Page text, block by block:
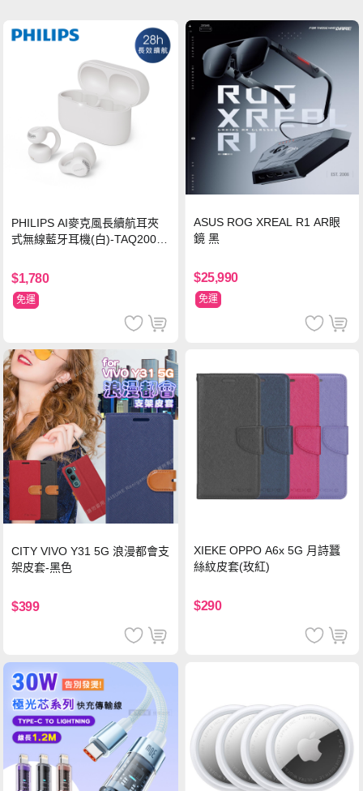
PHILIPS AI麥克風長續航耳夾
式無線藍牙耳機(白)-TAQ2000
$1,780
免運
ASUS ROG XREAL R1 AR眼
鏡 黑
$25,990
免運
CITY VIVO Y31 5G 浪漫都會支
架皮套-黑色
$399
XIEKE OPPO A6x 5G 月詩蠶
絲紋皮套(玫紅)
$290